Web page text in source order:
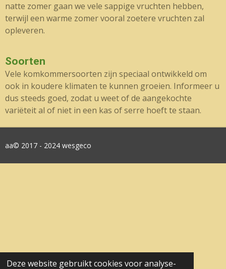
Deze website gebruikt cookies voor analyse-
natte zomer gaan we vele sappige vruchten hebben,
terwijl een warme zomer vooral zoetere vruchten zal
opleveren.
Soorten
Vele komkommersoorten zijn speciaal ontwikkeld om
ook in koudere klimaten te kunnen groeien. Informeer u
dus steeds goed, zodat u weet of de aangekochte
variëteit al of niet in een kas of serre hoeft te staan.
aa© 2017 - 2024 wesgeco